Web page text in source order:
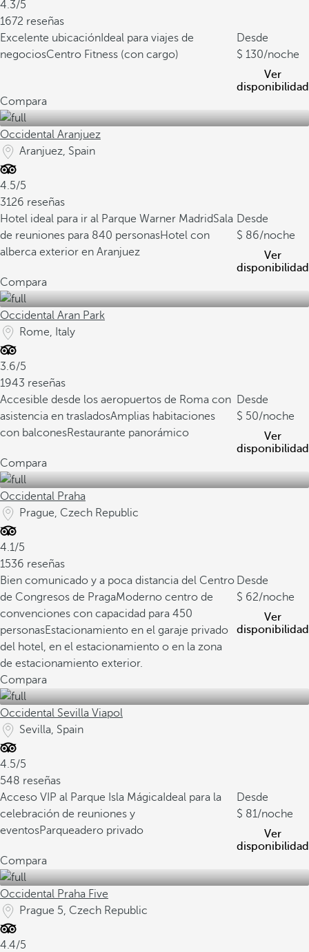
4.3/5
1672 reseñas
Excelente ubicación Ideal para viajes de
negociosCentro Fitness (con cargo)
Desde
130/noche
Ver
disponibilidad
Compara
Occidental Aranjuez
Aranjuez, Spain
4.5/5
3126 reseñas
Hotel ideal para ir al Parque Warner MadridSala
de reuniones para 840 personasHotel con
alberca exterior en Aranjuez
Desde
86/noche
Ver
disponibilidad
Compara
Occidental Aran Park
Rome, Italy
3.6/5
1943 reseñas
Accesible desde los aeropuertos de Roma con
asistencia en trasladosAmplias habitaciones
con balconesRestaurante panorámico
Desde
50/noche
Ver
disponibilidad
Compara
Occidental Praha
Prague, Czech Republic
4.1/5
1536 reseñas
Bien comunicado y a poca distancia del Centro
de Congresos de PragaModerno centro de
convenciones con capacidad para 450
personasEstacionamiento en el garaje privado
del hotel, en el estacionamiento o en la zona
de estacionamiento exterior.
Desde
62/noche
Ver
disponibilidad
Compara
Occidental Sevilla Viapol
Sevilla, Spain
4.5/5
548 reseñas
Acceso VIP al Parque Isla Mágica Ideal para la
celebración de reuniones y
eventosParqueadero privado
Desde
81/noche
Ver
disponibilidad
Compara
Occidental Praha Five
Prague 5, Czech Republic
4.4/5